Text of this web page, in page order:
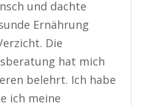
und dachte
Ernährung
Die
hat mich
belehrt. Ich habe
ich meine